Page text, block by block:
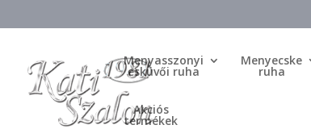
Menyasszonyi
esküvői ruha
Menyecske
ruha
Akciós
termékek